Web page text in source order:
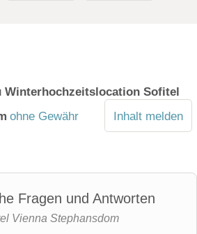
Winterhochzeitslocation Sofitel
ohne Gewähr Inhalt melden
Fragen und Antworten
Vienna Stephansdom